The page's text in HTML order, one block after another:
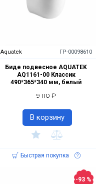
Aquatek ГР-00098610
Биде подвесное AQUATEK
AQ1161-00 Классик
490*365*340 мм, белый
9 110 ₽
В корзину
Быстрая покупка
-93 %